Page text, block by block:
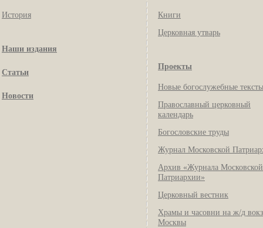
История
Наши издания
Статьи
Новости
Книги
Церковная утварь
Проекты
Новые богослужебные тексты
Православный церковный
календарь
Богословские труды
Журнал Московской
Архив «Журнала Московской
Патриархии»
Церковный вестник
Храмы и часовни на ж/д
Москвы